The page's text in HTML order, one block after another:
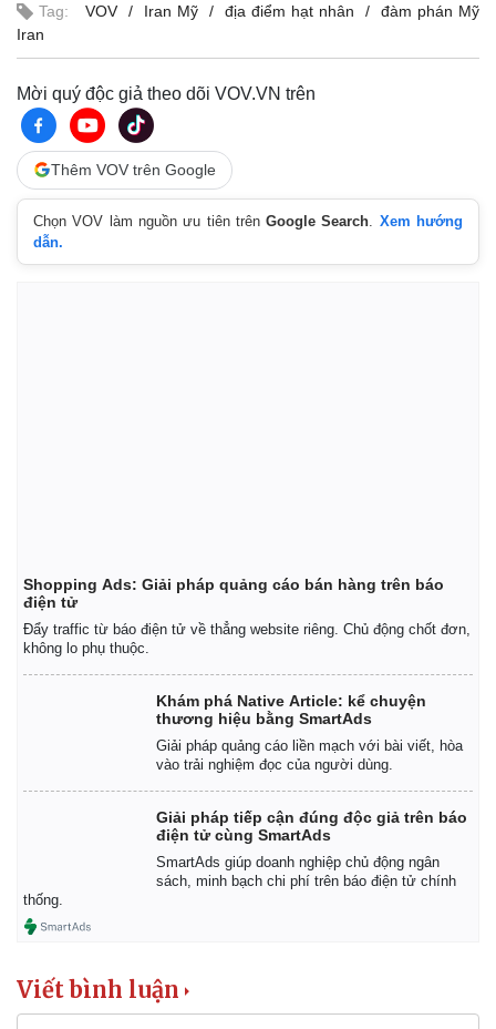
Tag: VOV Iran Mỹ địa điểm hạt nhân
đàm phán Mỹ
Iran
Mời quý độc giả theo dõi VOV.VN trên
Thêm VOV trên Google
Chọn VOV làm nguồn ưu tiên trênGoogle Search
Xem hướng
dẫn.
Shopping Ads: Giải pháp quảng cáo bán hàng trên báo
điện tử
Đẩy traffic từ báo điện tử về thẳng website riêng. Chủ động chốt đơn,
không lo phụ thuộc.
Khám phá Native Article: kể chuyện
thương hiệu bằng SmartAds
Giải pháp quảng cáo liền mạch với bài viết, hòa
vào trải nghiệm đọc của người dùng.
Giải pháp tiếp cận đúng độc giả trên báo
điện tử cùng SmartAds
SmartAds giúp doanh nghiệp chủ động ngân
sách, minh bạch chi phí trên báo điện tử chính
thống.
Viết bình luận